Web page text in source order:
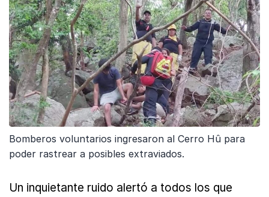
Bomberos voluntarios ingresaron al Cerro Hû para
poder rastrear a posibles extraviados.
Un inquietante ruido alertó a todos los que